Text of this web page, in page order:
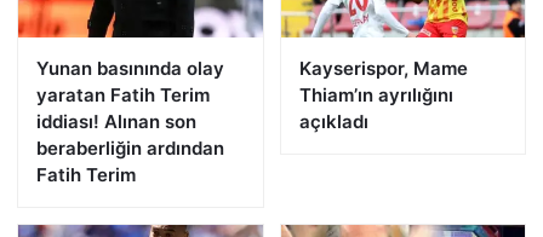
Yunan basınında olay
yaratan Fatih Terim
iddiası! Alınan son
beraberliğin ardından
Fatih Terim
Kayserispor, Mame
Thiam’ın ayrılığını
açıkladı